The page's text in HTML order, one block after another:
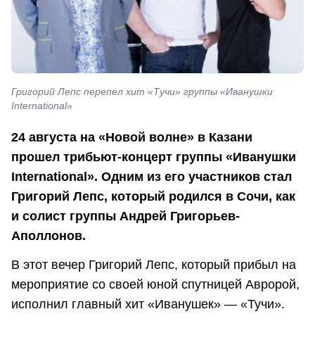
Григорий Лепс перепел хит «Тучи» группы «Иванушки
International»
24 августа на «Новой волне» в Казани
прошел трибьют-концерт группы «Иванушки
International». Одним из его участников стал
Григорий Лепс, который родился в Сочи, как
и солист группы Андрей Григорьев-
Аполлонов.
В этот вечер Григорий Лепс, который прибыл на
мероприятие со своей юной спутницей Авророй,
исполнил главный хит «Иванушек» — «Тучи».